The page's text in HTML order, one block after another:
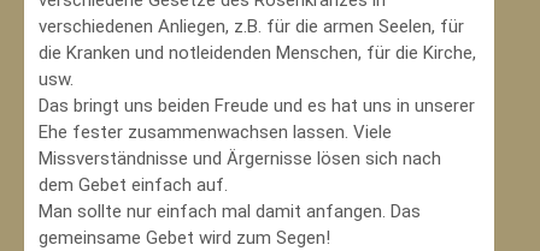
verschiedenen Anliegen, z.B. für die armen Seelen, für
die Kranken und notleidenden Menschen, für die Kirche,
usw.
Das bringt uns beiden Freude und es hat uns in unserer
Ehe fester zusammenwachsen lassen. Viele
Missverständnisse und Ärgernisse lösen sich nach
dem Gebet einfach auf.
Man sollte nur einfach mal damit anfangen. Das
gemeinsame Gebet wird zum Segen!